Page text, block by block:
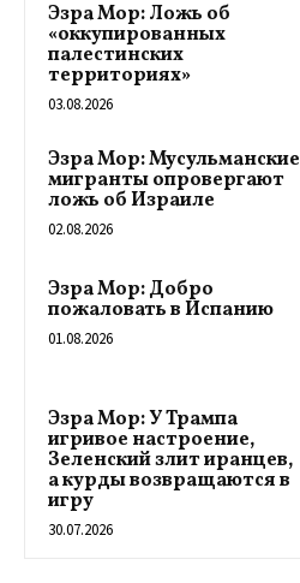
Эзра Мор: Ложь об
«оккупированных
палестинских
территориях»
03.08.2026
Эзра Мор: Мусульманские
мигранты опровергают
ложь об Израиле
02.08.2026
Эзра Мор: Добро
пожаловать в Испанию
01.08.2026
Эзра Мор: У Трампа
игривое настроение,
Зеленский злит иранцев,
а курды возвращаются в
игру
30.07.2026